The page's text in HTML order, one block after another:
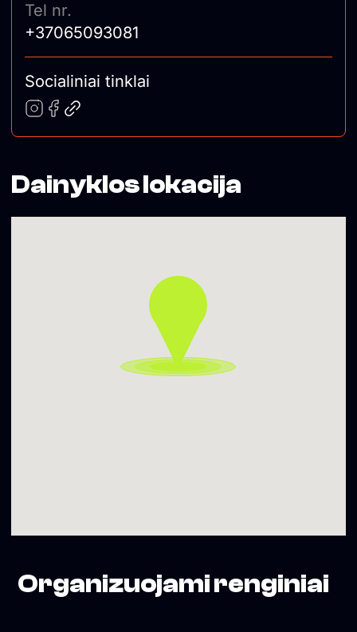
Tel nr.
+37065093081
Socialiniai tinklai
Dainyklos lokacija
Organizuojami renginiai